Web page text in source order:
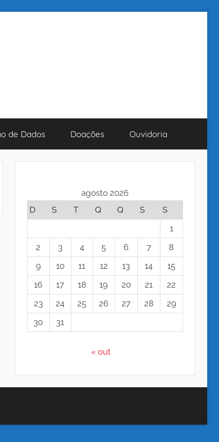
de Dados Doações Ouvidoria
agosto 2026
D
S T Q Q S
S
1
2
3 4 5 6 7
8
9
10 11 12 13 14
15
16
17 18 19 20 21
22
23
24 25 26 27 28
29
30
31
« out